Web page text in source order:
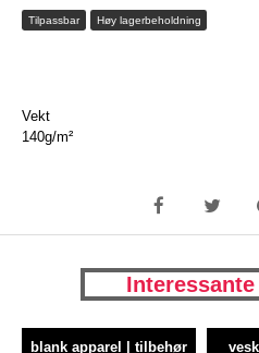
Tilpassbar Høy lagerbeholdning
Vekt
140g/m²
blank apparel | tilbehør